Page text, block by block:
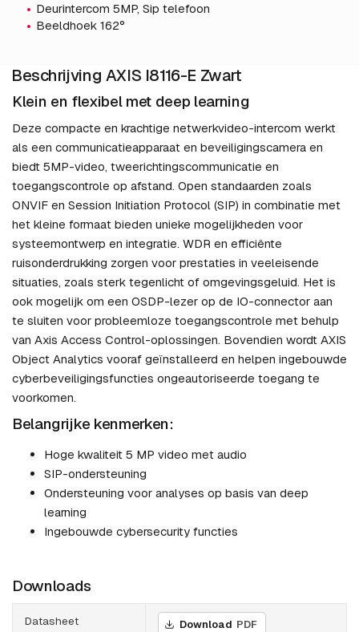
Deurintercom 5MP, Sip telefoon
Beeldhoek 162°
Beschrijving AXIS I8116-E Zwart
Klein en flexibel met deep learning
Deze compacte en krachtige netwerkvideo-intercom werkt
als een communicatieapparaat en beveiligingscamera en
biedt 5MP-video, tweerichtingscommunicatie en
toegangscontrole op afstand. Open standaarden zoals
ONVIF en Session Initiation Protocol (SIP) in combinatie met
het kleine formaat bieden unieke mogelijkheden voor
systeemontwerp en integratie. WDR en efficiënte
ruisonderdrukking zorgen voor prestaties in veeleisende
situaties, zoals sterk tegenlicht of omgevingsgeluid. Het is
ook mogelijk om een OSDP-lezer op de IO-connector aan
te sluiten voor probleemloze toegangscontrole met behulp
van Axis Access Control-oplossingen. Bovendien wordt AXIS
Object Analytics vooraf geïnstalleerd en helpen ingebouwde
cyberbeveiligingsfuncties ongeautoriseerde toegang te
voorkomen.
Belangrijke kenmerken:
Hoge kwaliteit 5 MP video met audio
SIP-ondersteuning
Ondersteuning voor analyses op basis van deep
learning
Ingebouwde cybersecurity functies
Downloads
Datasheet Download PDF